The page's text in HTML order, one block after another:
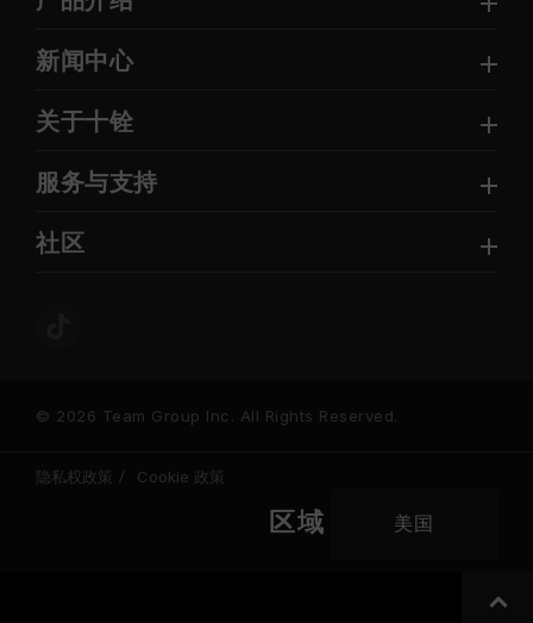
新闻中心
关于十铨
服务与支持
社区
© 2026 Team Group Inc. All Rights Reserved.
隐私权政策 Cookie 政策
区域 美国